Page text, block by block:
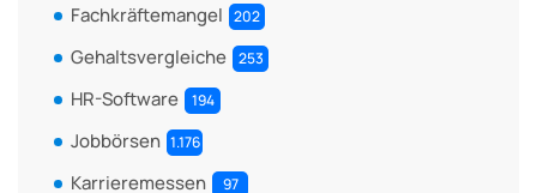
Fachkräftemangel 202
Gehaltsvergleiche 253
HR-Software 194
Jobbörsen 1.176
Karrieremessen 97